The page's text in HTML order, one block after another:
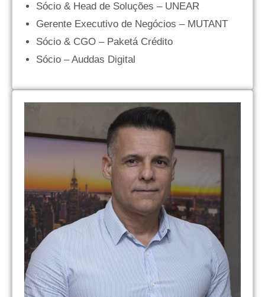
Sócio & Head de Soluções – UNEAR
Gerente Executivo de Negócios – MUTANT
Sócio & CGO – Paketá Crédito
Sócio – Auddas Digital